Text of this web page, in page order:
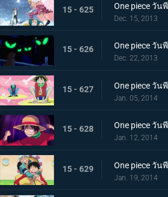
15 - 625
Dec. 15, 2013
15 - 626
Dec. 22, 2013
15 - 627
Jan. 05, 2014
15 - 628
Jan. 12, 2014
15 - 629
Jan. 19, 2014